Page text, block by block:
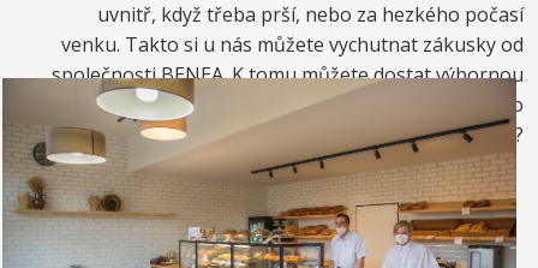
uvnitř, když třeba prší, nebo za hezkého počasí
venku. Takto si u nás můžete vychutnat zákusky od
společnosti BENEA. K tomu můžete dostat výbornou
kávou. Nebo si raději dáte zrmzlinový pohár nebo
vynikající točenou zmrzlinu?